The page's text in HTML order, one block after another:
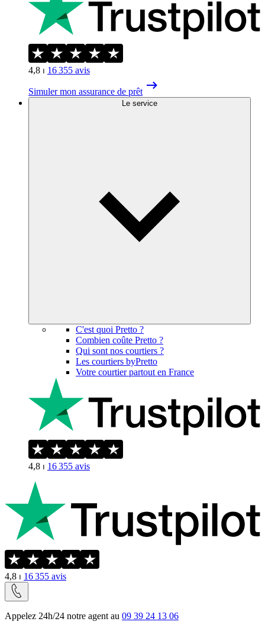
4,8 ⏐ 16 355 avis
Simuler mon assurance de prêt
Le service
C'est quoi Pretto ?
Combien coûte Pretto ?
Qui sont nos courtiers ?
Les courtiers byPretto
Votre courtier partout en France
4,8 ⏐ 16 355 avis
4,8 ⏐ 16 355 avis
Appelez 24h/24 notre agent au 09 39 24 13 06